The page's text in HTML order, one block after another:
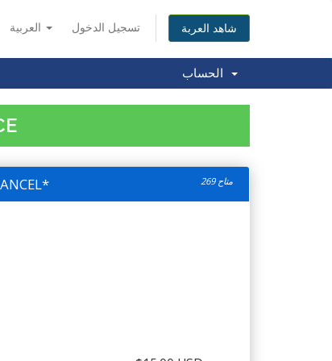
تسجيل الدخول شاهد العربة
269 متاح